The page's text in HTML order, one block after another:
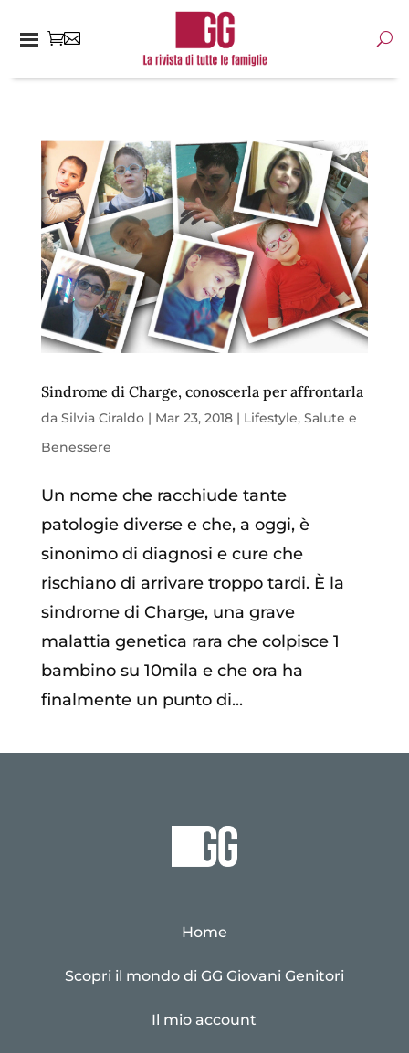
Sindrome di Charge, conoscerla per affrontarla
da Silvia Ciraldo| Mar 23, 2018| Lifestyle, Salute e
Benessere
Un nome che racchiude tante
patologie diverse e che, a oggi, è
sinonimo di diagnosi e cure che
rischiano di arrivare troppo tardi. È la
sindrome di Charge, una grave
malattia genetica rara che colpisce 1
bambino su 10mila e che ora ha
finalmente un punto di...
Home
Scopri il mondo di GG Giovani Genitori
Il mio account